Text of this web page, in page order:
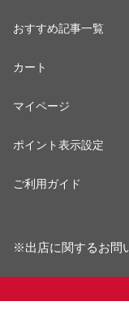
おすすめ記事一覧
カート
マイページ
ポイント表示設定
ご利用ガイド
※出店に関するお問